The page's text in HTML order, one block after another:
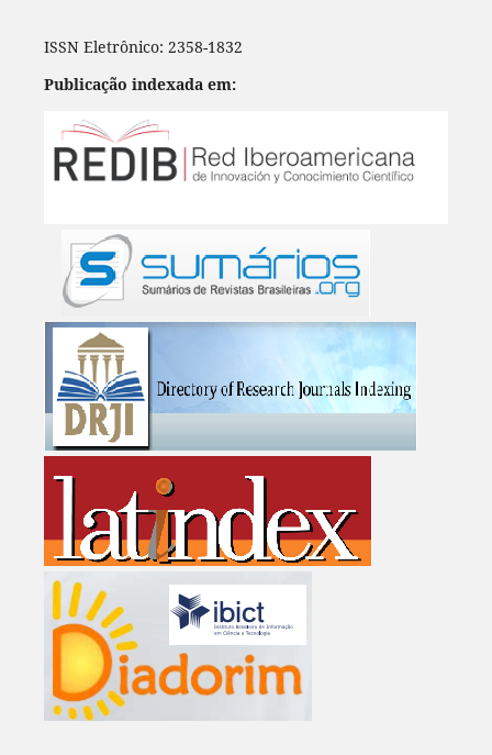
ISSN Eletrônico: 2358-1832
Publicação indexada em: